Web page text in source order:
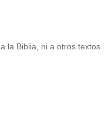
la Biblia, ni a otros textos